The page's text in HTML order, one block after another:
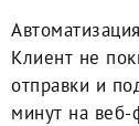
Клиент не
отправки и
минут на